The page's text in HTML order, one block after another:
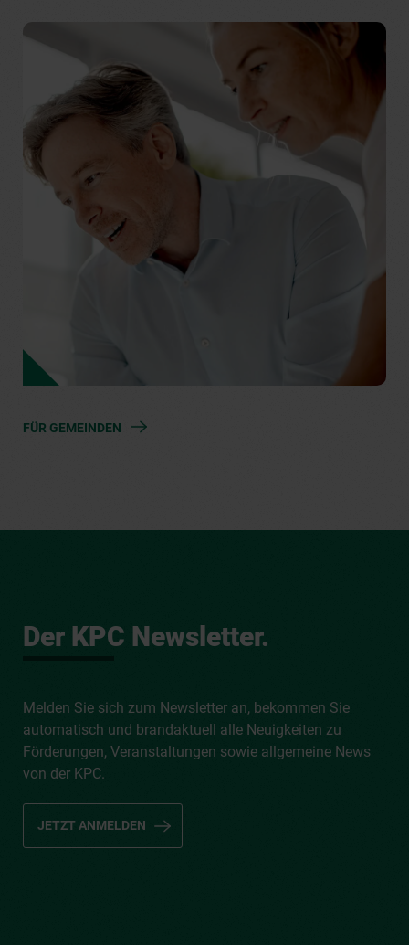
FÜR GEMEINDEN
Der KPC Newsletter.
Melden Sie sich zum Newsletter an, bekommen Sie
automatisch und brandaktuell alle Neuigkeiten zu
Förderungen, Veranstaltungen sowie allgemeine News
von der KPC.
JETZT ANMELDEN